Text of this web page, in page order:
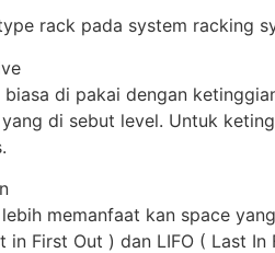
rack pada system racking
biasa di pakai dengan
di sebut level. Untuk
memanfaat kan space
in First Out ) dan LIFO ( Last In